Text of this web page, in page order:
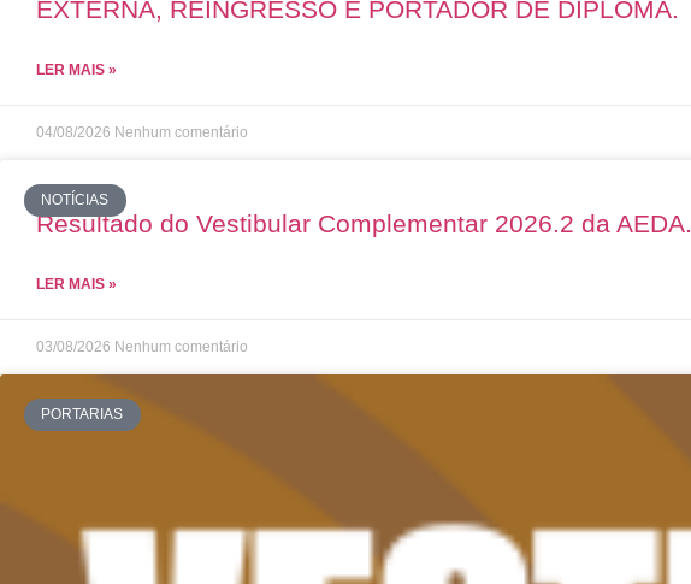
EXTERNA, REINGRESSO E PORTADOR DE DIPLOMA.
LER MAIS »
04/08/2026 Nenhum comentário
NOTÍCIAS
Resultado do Vestibular Complementar 2026.2 da AEDA.
LER MAIS »
03/08/2026 Nenhum comentário
PORTARIAS